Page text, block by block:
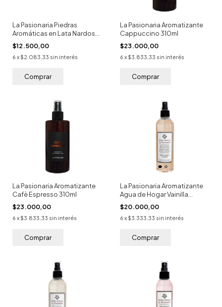
La Pasionaria Piedras
Aromáticas en Lata Nardos
100g
$12.500,00
6 x $2.083,33 sin interés
La Pasionaria Aromatizante
Cappuccino 310ml
$23.000,00
6 x $3.833,33 sin interés
La Pasionaria Aromatizante
Cafè Espresso 310ml
$23.000,00
6 x $3.833,33 sin interés
La Pasionaria Aromatizante
Agua de Hogar Vainilla
300ml
$20.000,00
6 x $3.333,33 sin interés